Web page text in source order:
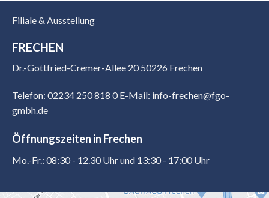
Filiale & Ausstellung
FRECHEN
Dr.-Gottfried-Cremer-Allee 20 50226 Frechen
Telefon: 02234 250 818 0 E-Mail: info-frechen@fgo-
gmbh.de
Öffnungszeiten in Frechen
Mo.-Fr.: 08:30 - 12.30 Uhr und 13:30 - 17:00 Uhr